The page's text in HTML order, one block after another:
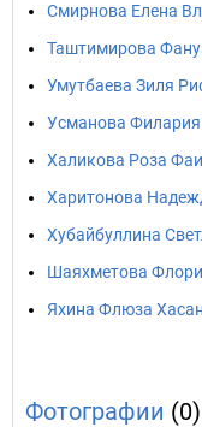
Смирнова Елена
Таштимирова
Умутбаева Зиля
Усманова
Халикова Роза
Харитонова
Хубайбуллина
Шаяхметова
Яхина Флюза
Фотографии (0)